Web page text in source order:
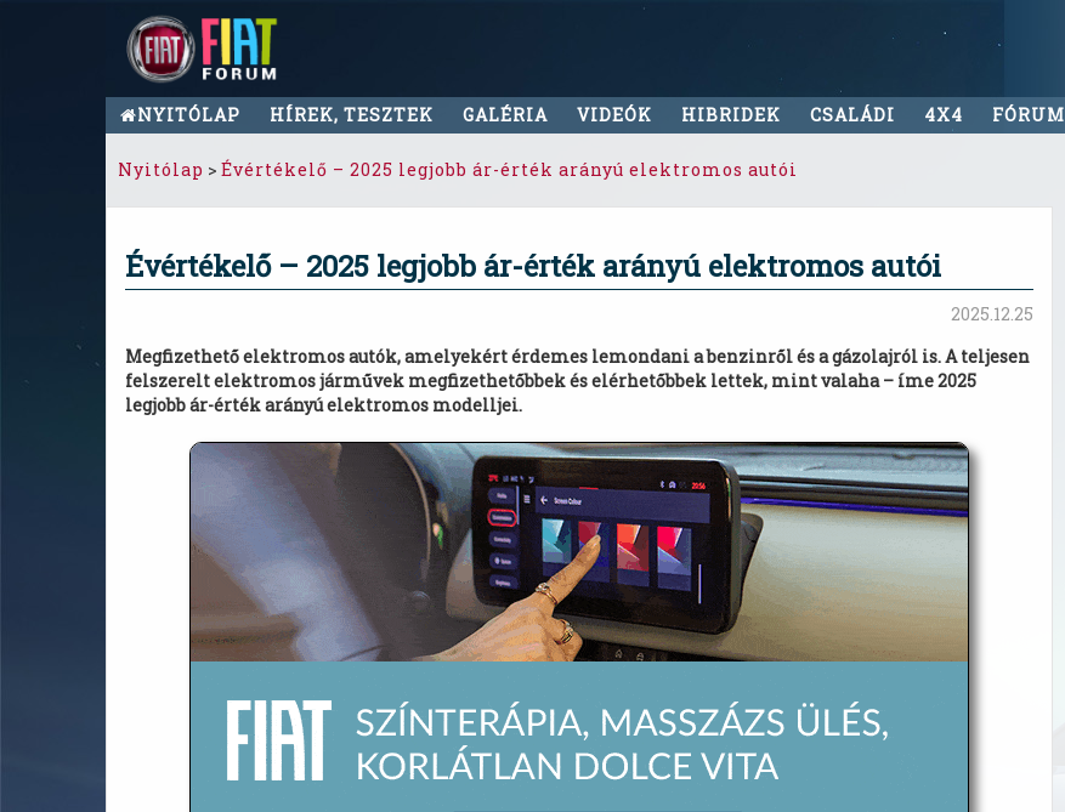
NYITÓLAP HÍREK, TESZTEK GALÉRIA VIDEÓK HIBRIDEK CSALÁDI 4X4 FÓRUM
Nyitólap > Évértékelő – 2025 legjobb ár-érték arányú elektromos autói
Évértékelő – 2025 legjobb ár-érték arányú elektromos autói
2025.12.25
Megfizethető elektromos autók, amelyekért érdemes lemondani a benzinről és a gázolajról is. A teljesen
felszerelt elektromos járművek megfizethetőbbek és elérhetőbbek lettek, mint valaha – íme 2025
legjobb ár-érték arányú elektromos modelljei.